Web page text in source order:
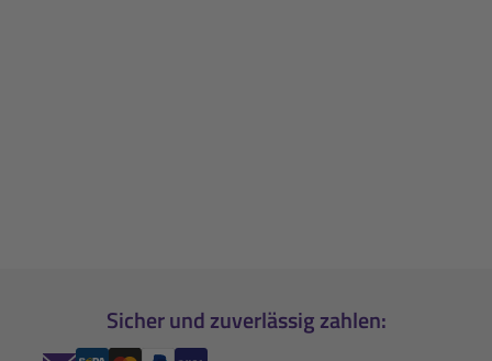
Sicher und zuverlässig zahlen: